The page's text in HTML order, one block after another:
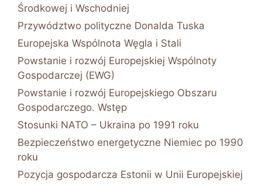
Środkowej i Wschodniej
Przywództwo polityczne Donalda Tuska
Europejska Wspólnota Węgla i Stali
Powstanie i rozwój Europejskiej Wspólnoty
Gospodarczej (EWG)
Powstanie i rozwój Europejskiego Obszaru
Gospodarczego. Wstęp
Stosunki NATO – Ukraina po 1991 roku
Bezpieczeństwo energetyczne Niemiec po 1990
roku
Pozycja gospodarcza Estonii w Unii Europejskiej